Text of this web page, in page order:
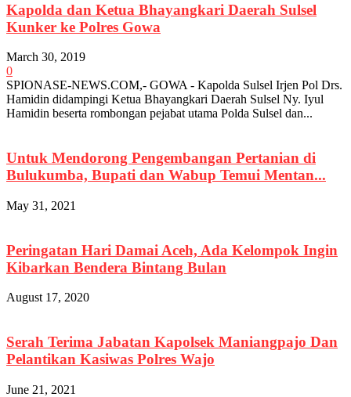
Kapolda dan Ketua Bhayangkari Daerah Sulsel
Kunker ke Polres Gowa
March 30, 2019
0
SPIONASE-NEWS.COM,- GOWA - Kapolda Sulsel Irjen Pol Drs.
Hamidin didampingi Ketua Bhayangkari Daerah Sulsel Ny. Iyul
Hamidin beserta rombongan pejabat utama Polda Sulsel dan...
Untuk Mendorong Pengembangan Pertanian di
Bulukumba, Bupati dan Wabup Temui Mentan...
May 31, 2021
Peringatan Hari Damai Aceh, Ada Kelompok Ingin
Kibarkan Bendera Bintang Bulan
August 17, 2020
Serah Terima Jabatan Kapolsek Maniangpajo Dan
Pelantikan Kasiwas Polres Wajo
June 21, 2021